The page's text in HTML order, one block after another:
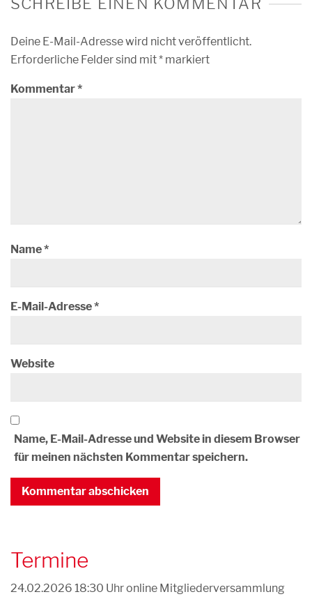
Deine E-Mail-Adresse wird nicht veröffentlicht.
Erforderliche Felder sind mit* markiert
Kommentar*
Name*
E-Mail-Adresse*
Website
Name, E-Mail-Adresse und Website in diesem Browser
für meinen nächsten Kommentar speichern.
Termine
24.02.2026 18:30 Uhronline Mitgliederversammlung